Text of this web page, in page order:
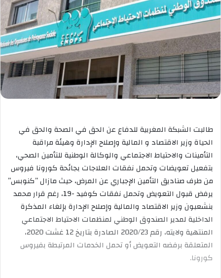
طالبت الشبكة المغربية للدفاع عن الحق في الصحة والحق في
الحياة وزير الاقتصاد و المالية وإصلاح الإدارة وهيئة مراقبة
التأمينات والاحتياط الاجتماعي والوكالة الوطنية للتأمين الصحي،
بتفعيل تعويضات وتحمل نفقات العلاجات بجائحة كورونا فيروس
من طرف صناديق التأمين الإجباري عن المرض، حيث مازال ”كنوبس”
يرفض قبول التعويض وتحمل نفقات كوفيد -19، رغم قرار محمد
بنشعبون وزير الاقتصاد والمالية وإصلاح الإدارة بإلغاء المذكرة
الداخلية لمدير الصندوق الوطني لمنظمات الاحتياط الاجتماعي
المنتهية ولايته، رقم 2020/23 الصادرة بتاريخ 12 غشت 2020،
المتعلقة برفضه التعويض أو تحمل الخدمات المرتبطة بفيروس
كورونا.